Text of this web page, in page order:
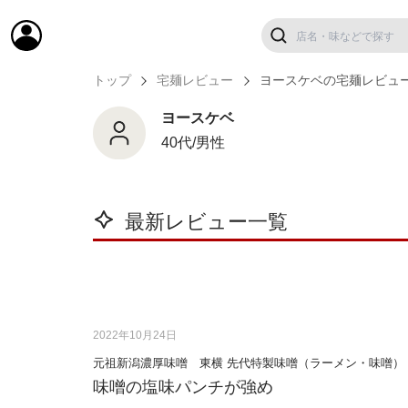
トップ 宅麺レビュー ヨースケベの宅麺レビュ
ヨースケベ
40代/男性
最新レビュー一覧
2022年10月24日
元祖新潟濃厚味噌 東横 先代特製味噌（ラーメン・味噌）
味噌の塩味パンチが強め